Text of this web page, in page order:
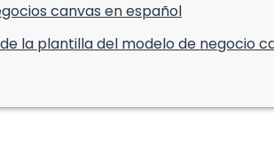
canvas en español
la plantilla del modelo de negocio